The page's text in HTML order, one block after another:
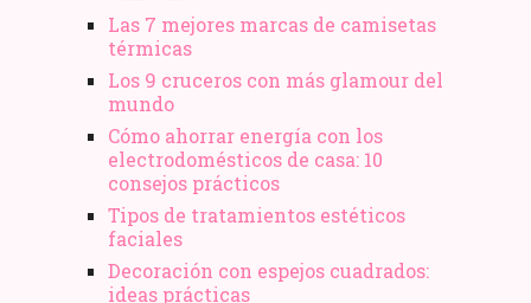
Las 7 mejores marcas de camisetas
térmicas
Los 9 cruceros con más glamour del
mundo
Cómo ahorrar energía con los
electrodomésticos de casa: 10
consejos prácticos
Tipos de tratamientos estéticos
faciales
Decoración con espejos cuadrados:
ideas prácticas